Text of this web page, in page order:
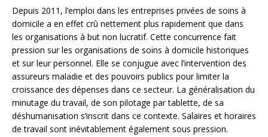
Depuis 2011, l’emploi dans les entreprises privées de soins à
domicile a en effet crû nettement plus rapidement que dans
les organisations à but non lucratif. Cette concurrence fait
pression sur les organisations de soins à domicile historiques
et sur leur personnel. Elle se conjugue avec l’intervention des
assureurs maladie et des pouvoirs publics pour limiter la
croissance des dépenses dans ce secteur. La généralisation du
minutage du travail, de son pilotage par tablette, de sa
déshumanisation s’inscrit dans ce contexte. Salaires et horaires
de travail sont inévitablement également sous pression.